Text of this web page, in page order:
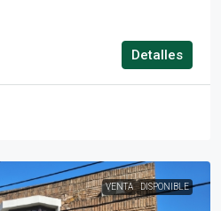
Detalles
VENTA DISPONIBLE